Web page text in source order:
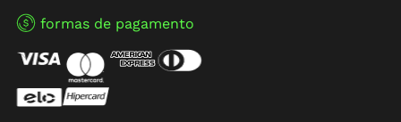
formas de pagamento